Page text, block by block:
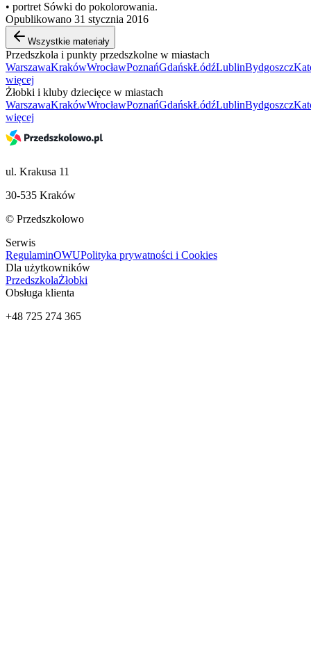
• portret Sówki do pokolorowania.
Opublikowano 31 stycznia 2016
Wszystkie materiały
Przedszkola i punkty przedszkolne w miastach
WarszawaKrakówWrocławPoznańGdańskŁódźLublinBydgoszcz
więcej
Żłobki i kluby dziecięce w miastach
WarszawaKrakówWrocławPoznańGdańskŁódźLublinBydgoszcz
więcej
ul. Krakusa 11
30-535 Kraków
© Przedszkolowo
Serwis
RegulaminOWUPolityka prywatności i Cookies
Dla użytkowników
PrzedszkolaŻłobki
Obsługa klienta
+48 725 274 365